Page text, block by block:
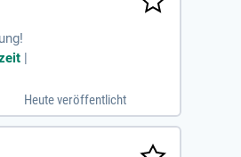
|
Heute veröffentlicht